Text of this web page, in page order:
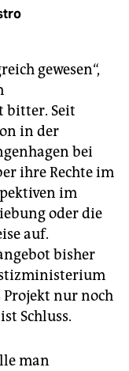
gewesen“,
bitter. Seit
in der
bei
ihre Rechte im
im
oder die
auf.
bisher
nur noch
Schluss.
man